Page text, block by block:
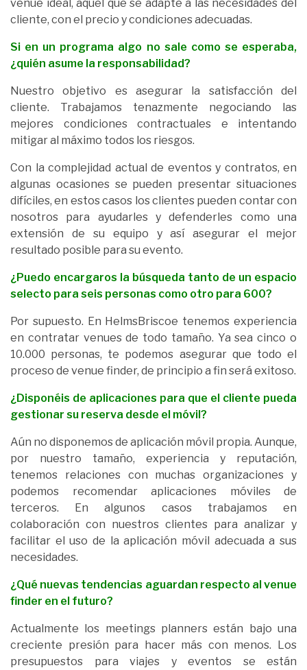
venue ideal, aquel que se adapte a las necesidades del
cliente, con el precio y condiciones adecuadas.
Si en un programa algo no sale como se esperaba,
¿quién asume la responsabilidad?
Nuestro objetivo es asegurar la satisfacción del
cliente. Trabajamos tenazmente negociando las
mejores condiciones contractuales e intentando
mitigar al máximo todos los riesgos.
Con la complejidad actual de eventos y contratos, en
algunas ocasiones se pueden presentar situaciones
difíciles, en estos casos los clientes pueden contar con
nosotros para ayudarles y defenderles como una
extensión de su equipo y así asegurar el mejor
resultado posible para su evento.
¿Puedo encargaros la búsqueda tanto de un espacio
selecto para seis personas como otro para 600?
Por supuesto. En HelmsBriscoe tenemos experiencia
en contratar venues de todo tamaño. Ya sea cinco o
10.000 personas, te podemos asegurar que todo el
proceso de venue finder, de principio a fin será exitoso.
¿Disponéis de aplicaciones para que el cliente pueda
gestionar su reserva desde el móvil?
Aún no disponemos de aplicación móvil propia. Aunque,
por nuestro tamaño, experiencia y reputación,
tenemos relaciones con muchas organizaciones y
podemos recomendar aplicaciones móviles de
terceros. En algunos casos trabajamos en
colaboración con nuestros clientes para analizar y
facilitar el uso de la aplicación móvil adecuada a sus
necesidades.
¿Qué nuevas tendencias aguardan respecto al venue
finder en el futuro?
Actualmente los meetings planners están bajo una
creciente presión para hacer más con menos. Los
presupuestos para viajes y eventos se están